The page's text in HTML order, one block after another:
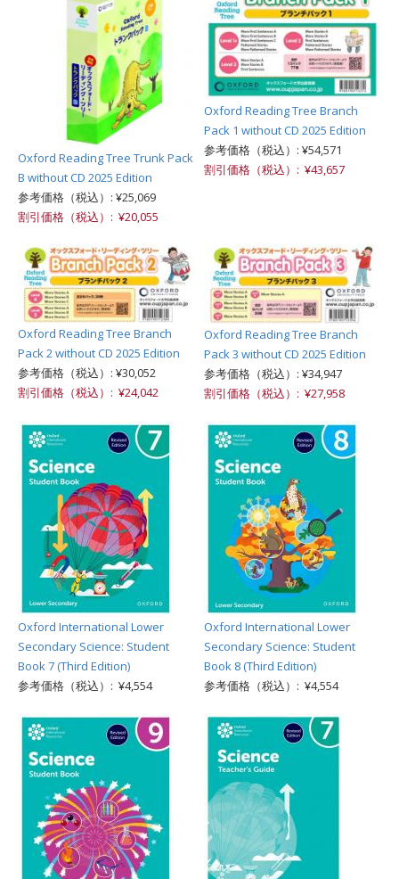
Oxford Reading Tree Trunk Pack
B without CD 2025 Edition
参考価格（税込）: ¥25,069
割引価格（税込）: ¥20,055
Oxford Reading Tree Branch
Pack 1 without CD 2025 Edition
参考価格（税込）: ¥54,571
割引価格（税込）: ¥43,657
Oxford Reading Tree Branch
Pack 2 without CD 2025 Edition
参考価格（税込）: ¥30,052
割引価格（税込）: ¥24,042
Oxford Reading Tree Branch
Pack 3 without CD 2025 Edition
参考価格（税込）: ¥34,947
割引価格（税込）: ¥27,958
Oxford International Lower
Secondary Science: Student
Book 7 (Third Edition)
参考価格（税込）: ¥4,554
Oxford International Lower
Secondary Science: Student
Book 8 (Third Edition)
参考価格（税込）: ¥4,554